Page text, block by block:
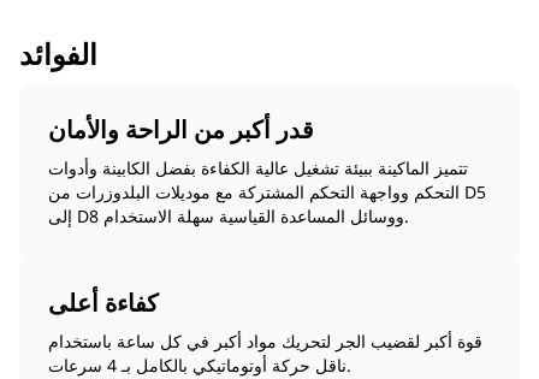
الفوائد
قدر أكبر من الراحة والأمان
تتميز الماكينة ببيئة تشغيل عالية الكفاءة بفضل الكابينة وأدوات
التحكم وواجهة التحكم المشتركة مع موديلات البلدوزرات من D5
إلى D8 ووسائل المساعدة القياسية سهلة الاستخدام.
كفاءة أعلى
قوة أكبر لقضيب الجر لتحريك مواد أكبر في كل ساعة باستخدام
ناقل حركة أوتوماتيكي بالكامل بـ 4 سرعات.